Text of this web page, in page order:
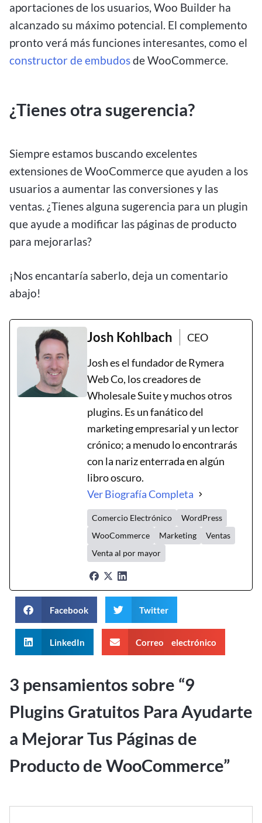
aportaciones de los usuarios, Woo Builder ha
alcanzado su máximo potencial. El complemento
pronto verá más funciones interesantes, como el
constructor de embudosde WooCommerce.
¿Tienes otra sugerencia?
Siempre estamos buscando excelentes
extensiones de WooCommerce que ayuden a los
usuarios a aumentar las conversiones y las
ventas. ¿Tienes alguna sugerencia para un plugin
que ayude a modificar las páginas de producto
para mejorarlas?
¡Nos encantaría saberlo, deja un comentario
abajo!
Josh Kohlbach
CEO
Josh es el fundador de Rymera
Web Co, los creadores de
Wholesale Suite y muchos otros
plugins. Es un fanático del
marketing empresarial y un lector
crónico; a menudo lo encontrarás
con la nariz enterrada en algún
libro oscuro.
Ver Biografía Completa
Comercio Electrónico
WordPress
WooCommerce
Marketing
Ventas
Venta al por mayor
Facebook Twitter
LinkedIn Correo electrónico
3 pensamientos sobre “9
Plugins Gratuitos Para Ayudarte
a Mejorar Tus Páginas de
Producto de WooCommerce”